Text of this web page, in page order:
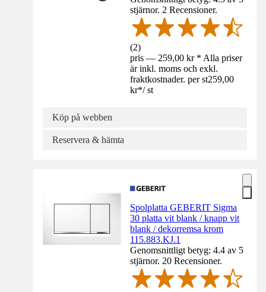
stjärnor. 2 Recensioner.
(2)
pris — 259,00 kr * Alla priser
är inkl. moms och exkl.
fraktkostnader. per st259,00
kr*/ st
Köp på webben
Reservera & hämta
Spolplatta GEBERIT Sigma
30 platta vit blank / knapp vit
blank / dekorremsa krom
115.883.KJ.1
Genomsnittligt betyg: 4.4 av 5
stjärnor. 20 Recensioner.